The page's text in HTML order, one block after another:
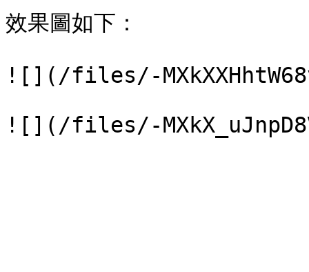
效果圖如下：
![](/files/-